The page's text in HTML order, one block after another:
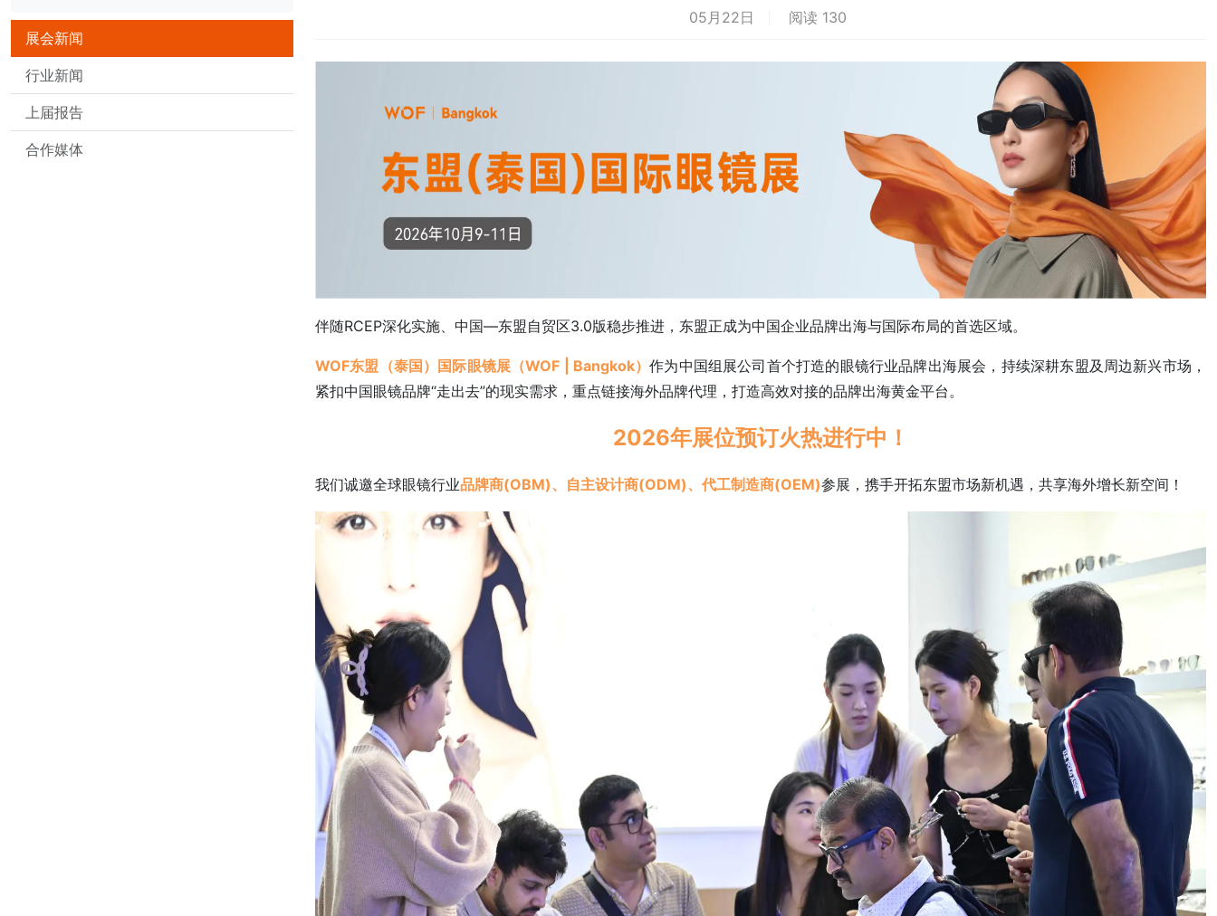
展会新闻
行业新闻
上届报告
合作媒体
05月22日 阅读 130
伴随RCEP深化实施、中国—东盟自贸区3.0版稳步推进，东盟正成为中国企业品牌出海与国际布局的首选区域。
WOF东盟（泰国）国际眼镜展（WOF | Bangkok）作为中国组展公司首个打造的眼镜行业品牌出海展会，持续深耕东盟及周边新兴市场，
紧扣中国眼镜品牌“走出去”的现实需求，重点链接海外品牌代理，打造高效对接的品牌出海黄金平台。
2026年展位预订火热进行中！
我们诚邀全球眼镜行业品牌商(OBM)、自主设计商(ODM)、代工制造商(OEM)参展，携手开拓东盟市场新机遇，共享海外增长新空间！